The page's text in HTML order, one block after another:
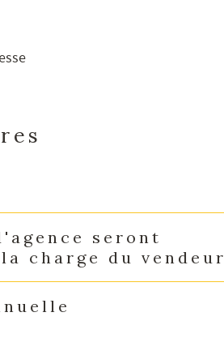
seront
charge du vendeur